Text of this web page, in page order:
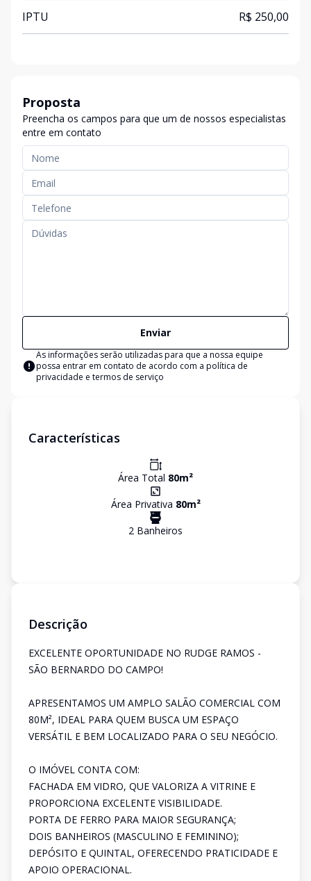
IPTU R$ 250,00
Proposta
Preencha os campos para que um de nossos especialistas
entre em contato
Enviar
As informações serão utilizadas para que a nossa equipe
possa entrar em contato de acordo com a política de
privacidade e termos de serviço
Características
Área Total 80m²
Área Privativa 80m²
2 Banheiros
Descrição
EXCELENTE OPORTUNIDADE NO RUDGE RAMOS -
SÃO BERNARDO DO CAMPO!
APRESENTAMOS UM AMPLO SALÃO COMERCIAL COM
80M², IDEAL PARA QUEM BUSCA UM ESPAÇO
VERSÁTIL E BEM LOCALIZADO PARA O SEU NEGÓCIO.
O IMÓVEL CONTA COM:
FACHADA EM VIDRO, QUE VALORIZA A VITRINE E
PROPORCIONA EXCELENTE VISIBILIDADE.
PORTA DE FERRO PARA MAIOR SEGURANÇA;
DOIS BANHEIROS (MASCULINO E FEMININO);
DEPÓSITO E QUINTAL, OFERECENDO PRATICIDADE E
APOIO OPERACIONAL.